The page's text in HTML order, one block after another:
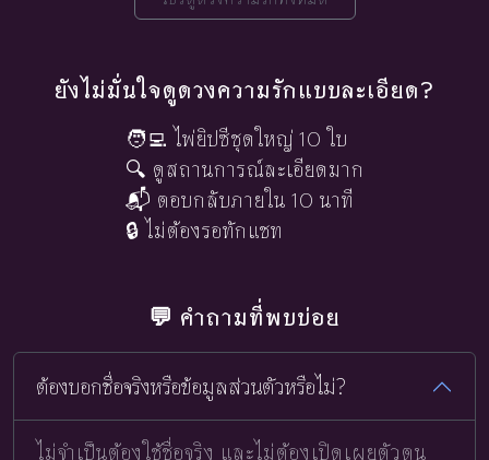
ยังไม่มั่นใจดูดวงความรักแบบละเอียด?
🧑‍💻 ไพ่ยิปซีชุดใหญ่ 10 ใบ
🔍 ดูสถานการณ์ละเอียดมาก
📬 ตอบกลับภายใน 10 นาที
🔒 ไม่ต้องรอทักแชท
💬 คำถามที่พบบ่อย
ต้องบอกชื่อจริงหรือข้อมูลส่วนตัวหรือไม่?
ไม่จำเป็นต้องใช้ชื่อจริง และไม่ต้องเปิดเผยตัวตน